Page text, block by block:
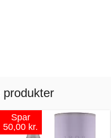
produkter
Spar
50,00 kr.